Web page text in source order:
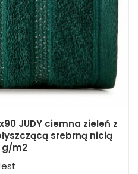
JUDY ciemna zieleń z
srebrną nicią
g/m2